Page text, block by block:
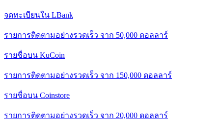
จดทะเบียนใน LBank
รายการติดตามอย่างรวดเร็ว จาก 50,000 ดอลลาร์
รายชื่อบน KuCoin
รายการติดตามอย่างรวดเร็ว จาก 150,000 ดอลลาร์
รายชื่อบน Coinstore
รายการติดตามอย่างรวดเร็ว จาก 20,000 ดอลลาร์